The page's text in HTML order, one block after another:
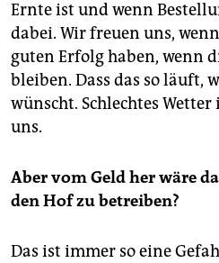
Ernte ist und wenn
dabei. Wir freuen uns,
guten Erfolg haben, wenn
bleiben. Dass das so läuft,
wünscht. Schlechtes
uns.
Aber vom Geld her wäre
den Hof zu betreiben?
Das ist immer so eine